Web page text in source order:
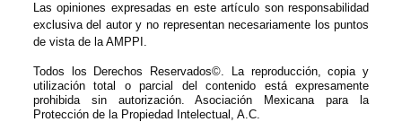
Las opiniones expresadas en este artículo son responsabilidad
exclusiva del autor y no representan necesariamente los puntos
de vista de la AMPPI.
Todos los Derechos Reservados©. La reproducción, copia y
utilización total o parcial del contenido está expresamente
prohibida sin autorización. Asociación Mexicana para la
Protección de la Propiedad Intelectual, A.C.